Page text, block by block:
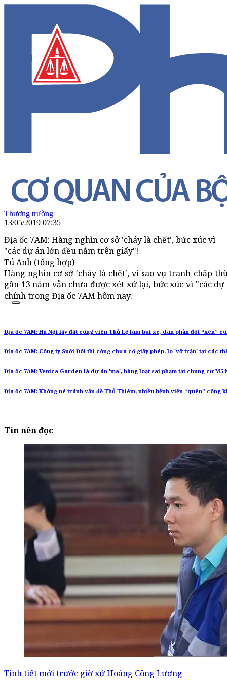
Thương trường
13/05/2019 07:35
Địa ốc 7AM: Hàng nghìn cơ sở 'cháy là chết', bức xúc vì
"các dự án lớn đều nằm trên giấy"!
Tú Anh (tổng hợp)
Hàng nghìn cơ sở 'cháy là chết', vì sao vụ tranh chấp
gần 13 năm vẫn chưa được xét xử lại, bức xúc vì "các
chính trong Địa ốc 7AM hôm nay.
Địa ốc 7AM: Hà Nội lấy đất công viên Thủ Lệ làm bãi xe, dân phản đối “xén”
Địa ốc 7AM: Công ty Suối Đôi thi công chưa có giấy phép, lo 'vỡ trận' tại các
Địa ốc 7AM: Venica Garden là dự án 'ma', hàng loạt sai phạm tại chung cư M5
Địa ốc 7AM: Không né tránh vấn đề Thủ Thiêm, nhiều bệnh viện “quên” công
Tin nên đọc
Tình tiết mới trước giờ xử Hoàng Công Lương